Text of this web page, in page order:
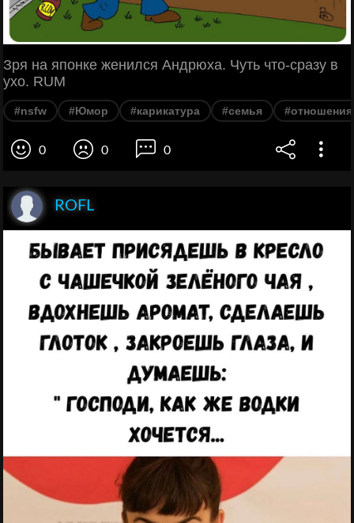
Зря на японке женился Андрюха. Чуть что-сразу в
ухо. RUM
#nsfw #Юмор #карикатура #семья #отношения
0 0 0
ROFL